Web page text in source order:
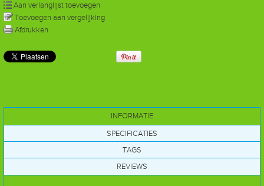
Aan verlanglijst toevoegen
Toevoegen aan vergelijking
Afdrukken
INFORMATIE
SPECIFICATIES
TAGS
REVIEWS